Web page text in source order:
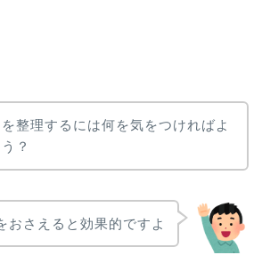
整理するには何を気をつければよ
？
おさえると効果的ですよ